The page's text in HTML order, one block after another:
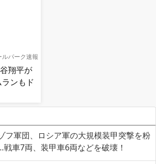
ルパーク速報
翔平が
ンもド
フ軍団、ロシア軍の大規模装甲突撃を粉
車7両、装甲車6両などを破壊！